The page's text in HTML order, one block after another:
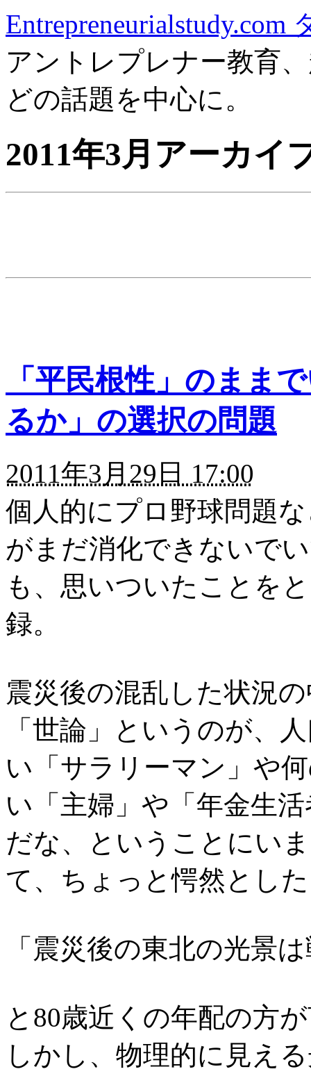
Entrepreneurialstudy.com
アントレプレナー教育
どの話題を中心に。
2011年3月アーカイ
「平民根性」のまま
るか」の選択の問題
2011年3月29日 17:00
個人的にプロ野球問題
がまだ消化できないで
も、思いついたことを
録。
震災後の混乱した状況
「世論」というのが、
い「サラリーマン」や
い「主婦」や「年金生
だな、ということにい
て、ちょっと愕然とし
「震災後の東北の光景
と80歳近くの年配の方
しかし、物理的に見え